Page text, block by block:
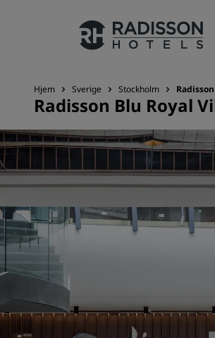
Merkevarene våre
Radisson Hotels-merker
Hjem Sverige Stockholm
Radisson Blu Royal